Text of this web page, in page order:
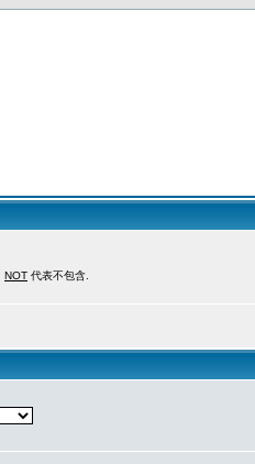
NOT 代表不包含.